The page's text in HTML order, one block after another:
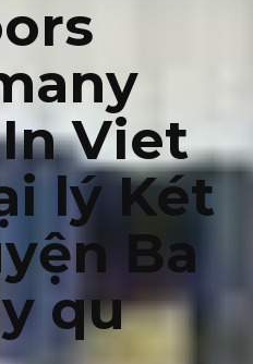
Viet
lý Két
Ba
qu